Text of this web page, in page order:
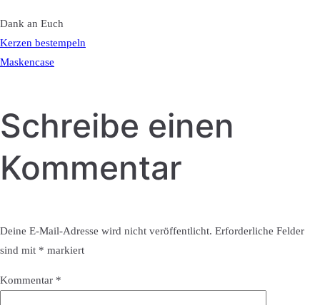
Dank an Euch
Kerzen bestempeln
Maskencase
Schreibe einen
Kommentar
Deine E-Mail-Adresse wird nicht veröffentlicht. Erforderliche Felder
sind mit * markiert
Kommentar *